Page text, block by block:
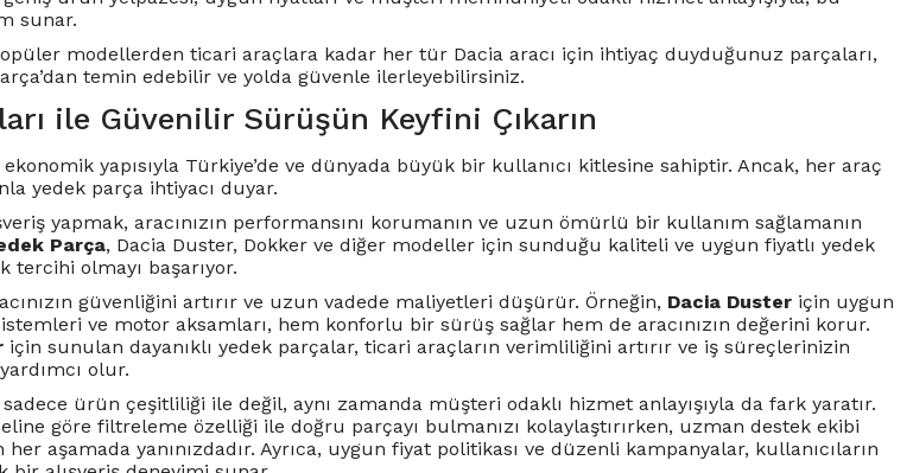
sunar.
modellerden ticari araçlara kadar her tür Dacia aracı için ihtiyaç duyduğunuz parçaları,
temin edebilir ve yolda güvenle ilerleyebilirsiniz.
ile Güvenilir Sürüşün Keyfini Çıkarın
ekonomik yapısıyla Türkiye’de ve dünyada büyük bir kullanıcı kitlesine sahiptir. Ancak, her araç
yedek parça ihtiyacı duyar.
yapmak, aracınızın performansını korumanın ve uzun ömürlü bir kullanım sağlamanın
Parça, Dacia Duster, Dokker ve diğer modeller için sunduğu kaliteli ve uygun fiyatlı yedek
olmayı başarıyor.
güvenliğini artırır ve uzun vadede maliyetleri düşürür. Örneğin, Dacia Duster için uygun
ve motor aksamları, hem konforlu bir sürüş sağlar hem de aracınızın değerini korur.
için sunulan dayanıklı yedek parçalar, ticari araçların verimliliğini artırır ve iş süreçlerinizin
olur.
sadece ürün çeşitliliği ile değil, aynı zamanda müşteri odaklı hizmet anlayışıyla da fark yaratır.
göre filtreleme özelliği ile doğru parçayı bulmanızı kolaylaştırırken, uzman destek ekibi
aşamada yanınızdadır. Ayrıca, uygun fiyat politikası ve düzenli kampanyalar, kullanıcıların